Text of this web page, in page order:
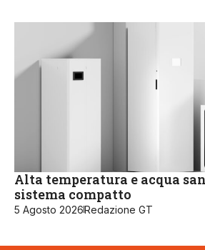
Alta temperatura e acqua
sistema compatto
5 Agosto 2026Redazione GT